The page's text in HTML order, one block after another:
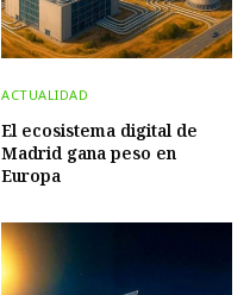
ACTUALIDAD
El ecosistema digital de
Madrid gana peso en
Europa